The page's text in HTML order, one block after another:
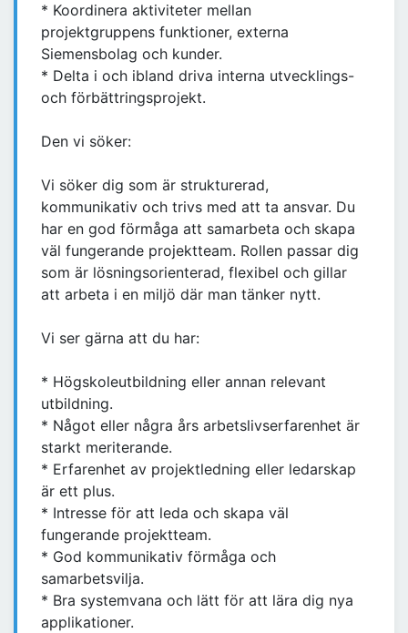
* Koordinera aktiviteter mellan
projektgruppens funktioner, externa
Siemensbolag och kunder.
* Delta i och ibland driva interna utvecklings-
och förbättringsprojekt.
Den vi söker:
Vi söker dig som är strukturerad,
kommunikativ och trivs med att ta ansvar. Du
har en god förmåga att samarbeta och skapa
väl fungerande projektteam. Rollen passar dig
som är lösningsorienterad, flexibel och gillar
att arbeta i en miljö där man tänker nytt.
Vi ser gärna att du har:
* Högskoleutbildning eller annan relevant
utbildning.
* Något eller några års arbetslivserfarenhet är
starkt meriterande.
* Erfarenhet av projektledning eller ledarskap
är ett plus.
* Intresse för att leda och skapa väl
fungerande projektteam.
* God kommunikativ förmåga och
samarbetsvilja.
* Bra systemvana och lätt för att lära dig nya
applikationer.